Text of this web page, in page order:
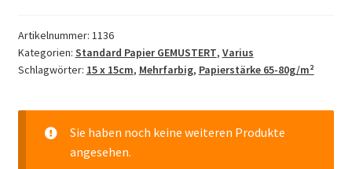
Menge
Artikelnummer: 1136
Kategorien: Standard Papier GEMUSTERT, Varius
Schlagwörter: 15 x 15cm, Mehrfarbig, Papierstärke 65-80g/m²
Sie haben noch keine weiteren Produkte
angesehen.